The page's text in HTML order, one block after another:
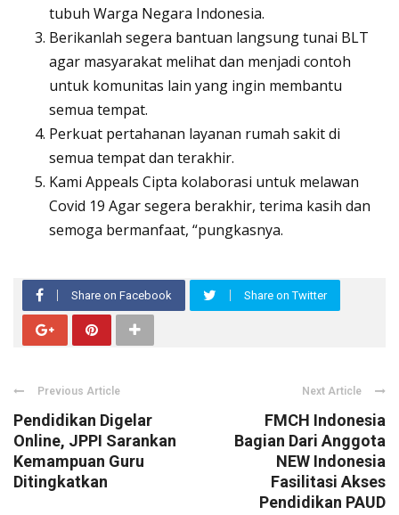
tubuh Warga Negara Indonesia.
Berikanlah segera bantuan langsung tunai BLT
agar masyarakat melihat dan menjadi contoh
untuk komunitas lain yang ingin membantu
semua tempat.
Perkuat pertahanan layanan rumah sakit di
semua tempat dan terakhir.
Kami Appeals Cipta kolaborasi untuk melawan
Covid 19 Agar segera berakhir, terima kasih dan
semoga bermanfaat, “pungkasnya.
Share on Facebook Share on Twitter
Previous Article
Pendidikan Digelar
Online, JPPI Sarankan
Kemampuan Guru
Ditingkatkan
Next Article
FMCH Indonesia
Bagian Dari Anggota
NEW Indonesia
Fasilitasi Akses
Pendidikan PAUD